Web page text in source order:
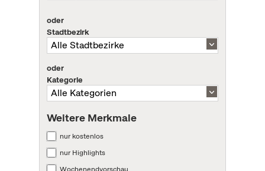
oder
Stadtbezirk
oder
Kategorie
Weitere Merkmale
nur kostenlos
nur Highlights